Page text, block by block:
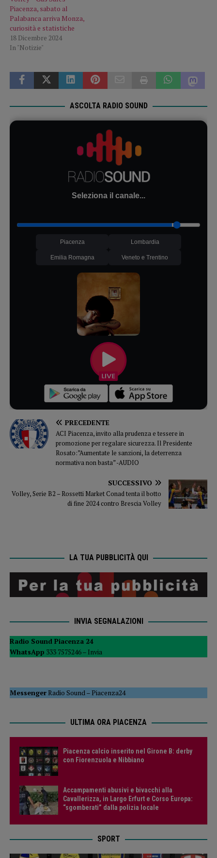
Piacenza, sabato al
Palabanca arriva Monza,
curiosità e statistiche
18 Dicembre 2024
In "Notizie"
ASCOLTA RADIO SOUND
Seleziona il canale...
Piacenza Lombardia
Emilia Romagna Veneto e Trentino
PRECEDENTE
ACI Piacenza, invito alla prudenza e tessere in
promozione per regalare sicurezza. Il Presidente
Rosato:”Aumentate le sanzioni, la deterrenza
normativa non basta” -AUDIO
SUCCESSIVO
Volley, Serie B2 – Rossetti Market Conad tenta il botto
di fine 2024 contro Brescia Volley
LA TUA PUBBLICITÀ QUI
INVIA SEGNALAZIONI
Radio Sound Piacenza 24
WhatsApp 333 7575246 – Invia
MessengerRadio Sound –Piacenza24
ULTIMA ORA PIACENZA
Piacenza calcio inserito nel Girone B: derby
con Fiorenzuola e Nibbiano
Accampamenti abusivi e bivacchi alla
Cavallerizza, in Largo Erfurt e Corso Europa:
“sgomberati” dalla polizia locale
SPORT